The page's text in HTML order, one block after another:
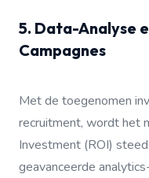
5. Data-Analyse
Campagnes
Met de toegenomen
recruitment, wordt het
Investment (ROI)
geavanceerde